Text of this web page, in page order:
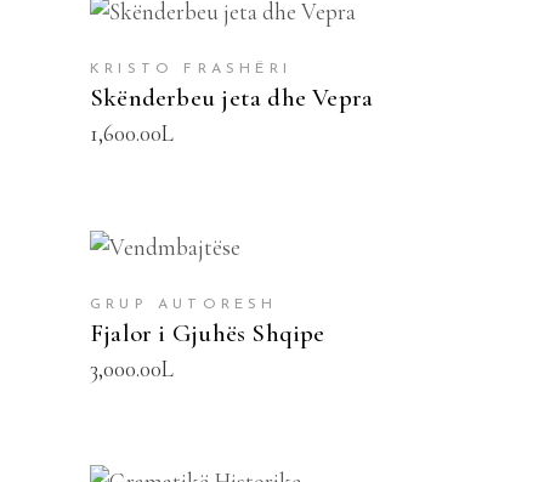
SHTOJE NË SHPORTË
KRISTO FRASHËRI
Skënderbeu jeta dhe Vepra
1,600.00L
SHTOJE NË SHPORTË
GRUP AUTORESH
Fjalor i Gjuhës Shqipe
3,000.00L